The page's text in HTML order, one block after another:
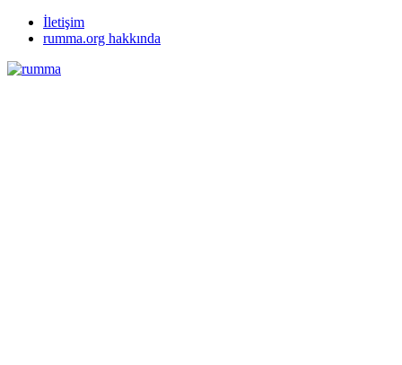
İletişim
rumma.org hakkında